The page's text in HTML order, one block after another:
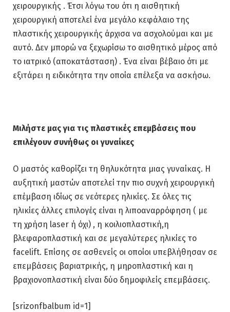
χειρουργικής . Έτσι λόγω του ότι η αισθητική
χειρουργική αποτελεί ένα μεγάλο κεφάλαιο της
πλαστικής χειρουργικής άρχισα να ασχολούμαι και με
αυτό. Δεν μπορώ να ξεχωρίσω το αισθητικό μέρος από
το ιατρικό (αποκατάσταση) . Ένα είναι βέβαιο ότι με
εξιτάρει η ειδικότητα την οποία επέλεξα να ασκήσω.
Μιλήστε μας για τις πλαστικές επεμβάσεις που
επιλέγουν συνήθως οι γυναίκες
Ο μαστός καθορίζει τη θηλυκότητα μιας γυναίκας. Η
αυξητική μαστών αποτελεί την πιο συχνή χειρουργική
επέμβαση ιδίως σε νεότερες ηλικίες. Σε όλες τις
ηλικίες άλλες επιλογές είναι η λιποαναρρόφηση ( με
τη χρήση laser ή όχι) , η κοιλιοπλαστική,η
βλεφαροπλαστική και σε μεγαλύτερες ηλικίες το
facelift. Επίσης σε ασθενείς οι οποίοι υπεβλήθησαν σε
επεμβάσεις βαριατρικής, η μηροπλαστική και η
βραχιονοπλαστική είναι δύο δημοφιλείς επεμβάσεις.
[srizonfbalbum id=1]